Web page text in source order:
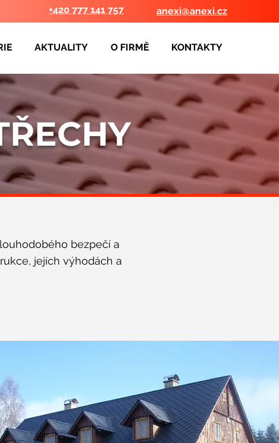
+420 777 141 757 anexi@anexi.cz
AKTUALITY O FIRMĚ KONTAKTY
bezpečí a
jejích výhodách a